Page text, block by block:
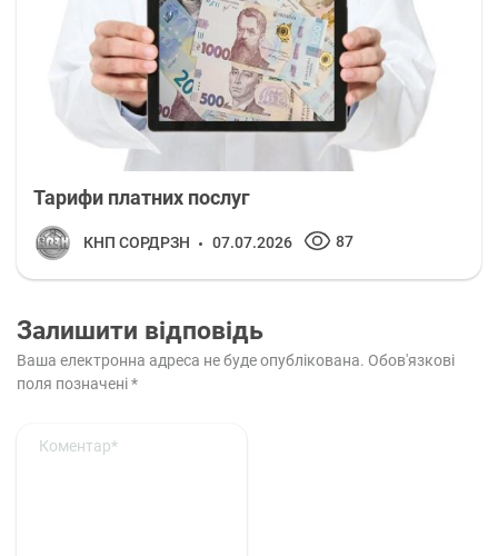
Тарифи платних послуг
КНП СОРДРЗН 07.07.2026 87
Залишити відповідь
Ваша електронна адреса не буде опублікована. Обов'язкові
поля позначені*